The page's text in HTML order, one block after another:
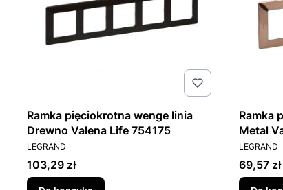
Ramka pięciokrotna wenge linia
Drewno Valena Life 754175
PRODUCENT
LEGRAND
Cena
103,29 zł
Ramka
Metal
LEGRAND
Cena
69,57 zł